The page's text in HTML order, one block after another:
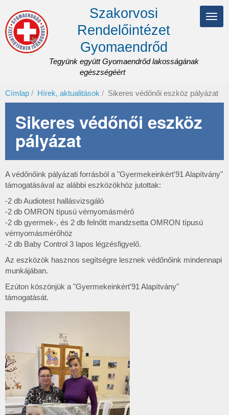
tartalomra
Szakorvosi
Rendelőintézet
Gyomaendrőd
Tegyünk együtt Gyomaendrőd lakosságának
egészségéért
Címlap Hírek, aktualitások Sikeres védőnői eszköz pályázat
Sikeres védőnői eszköz
pályázat
A védőnőink pályázati forrásból a "Gyermekeinkért'91 Alapítvány"
támogatásával az alábbi eszközökhöz jutottak:
-2 db Audiotest hallásvizsgáló
-2 db OMRON típusú vérnyomásmérő
-2 db gyermek-, és 2 db felnőtt mandzsetta OMRON típusú
vérnyomásmérőhöz
-2 db Baby Control 3 lapos légzésfigyelő.
Az eszközök hasznos segítségre lesznek védőnőink mindennapi
munkájában.
Ezúton köszönjük a "Gyermekeinkért'91 Alapítvány"
támogatását.